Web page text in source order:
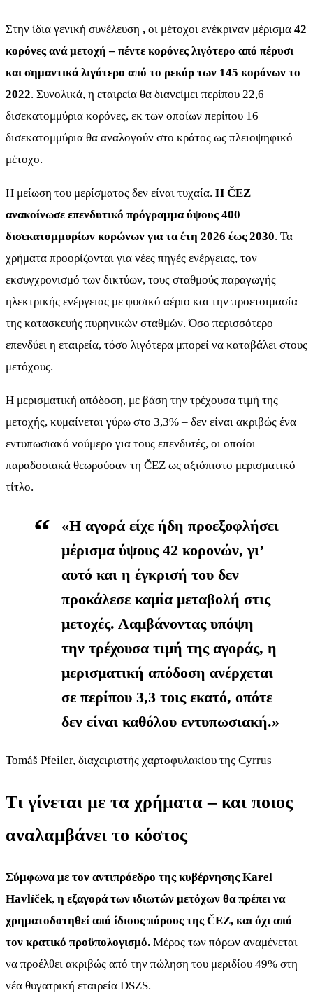
Στην ίδια γενική συνέλευση , οι μέτοχοι ενέκριναν μέρισμα 42
κορόνες ανά μετοχή – πέντε κορόνες λιγότερο από πέρυσι
και σημαντικά λιγότερο από το ρεκόρ των 145 κορόνων το
2022. Συνολικά, η εταιρεία θα διανείμει περίπου 22,6
δισεκατομμύρια κορόνες, εκ των οποίων περίπου 16
δισεκατομμύρια θα αναλογούν στο κράτος ως πλειοψηφικό
μέτοχο.
Η μείωση του μερίσματος δεν είναι τυχαία. Η ČEZ
ανακοίνωσε επενδυτικό πρόγραμμα ύψους 400
δισεκατομμυρίων κορώνων για τα έτη 2026 έως 2030. Τα
χρήματα προορίζονται για νέες πηγές ενέργειας, τον
εκσυγχρονισμό των δικτύων, τους σταθμούς παραγωγής
ηλεκτρικής ενέργειας με φυσικό αέριο και την προετοιμασία
της κατασκευής πυρηνικών σταθμών. Όσο περισσότερο
επενδύει η εταιρεία, τόσο λιγότερα μπορεί να καταβάλει στους
μετόχους.
Η μερισματική απόδοση, με βάση την τρέχουσα τιμή της
μετοχής, κυμαίνεται γύρω στο 3,3% – δεν είναι ακριβώς ένα
εντυπωσιακό νούμερο για τους επενδυτές, οι οποίοι
παραδοσιακά θεωρούσαν τη ČEZ ως αξιόπιστο μερισματικό
τίτλο.
«Η αγορά είχε ήδη προεξοφλήσει
μέρισμα ύψους 42 κορονών, γι’
αυτό και η έγκρισή του δεν
προκάλεσε καμία μεταβολή στις
μετοχές. Λαμβάνοντας υπόψη
την τρέχουσα τιμή της αγοράς, η
μερισματική απόδοση ανέρχεται
σε περίπου 3,3 τοις εκατό, οπότε
δεν είναι καθόλου εντυπωσιακή.»
Tomáš Pfeiler, διαχειριστής χαρτοφυλακίου της Cyrrus
Τι γίνεται με τα χρήματα – και ποιος
αναλαμβάνει το κόστος
Σύμφωνα με τον αντιπρόεδρο της κυβέρνησης Karel
Havlíček, η εξαγορά των ιδιωτών μετόχων θα πρέπει να
χρηματοδοτηθεί από ίδιους πόρους της ČEZ, και όχι από
τον κρατικό προϋπολογισμό. Μέρος των πόρων αναμένεται
να προέλθει ακριβώς από την πώληση του μεριδίου 49% στη
νέα θυγατρική εταιρεία DSZS.